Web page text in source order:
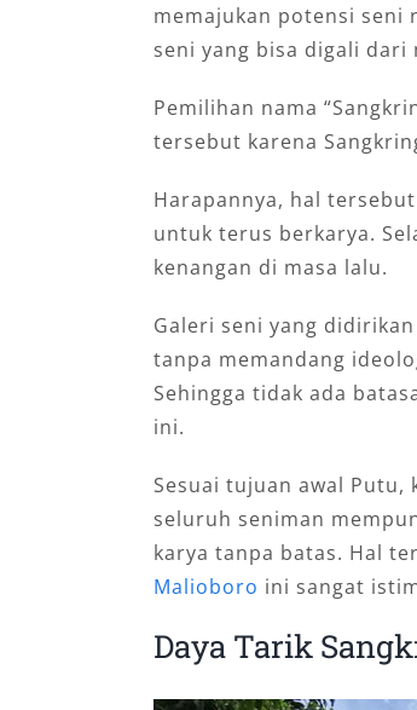
memajukan potensi seni
seni yang bisa digali dari
Pemilihan nama
tersebut karena
Harapannya, hal
untuk terus berkarya.
kenangan di masa lalu.
Galeri seni yang
tanpa memandang
Sehingga tidak ada
ini.
Sesuai tujuan awal Putu,
seluruh seniman
karya tanpa batas. Hal
Malioboro ini sangat
Daya Tarik